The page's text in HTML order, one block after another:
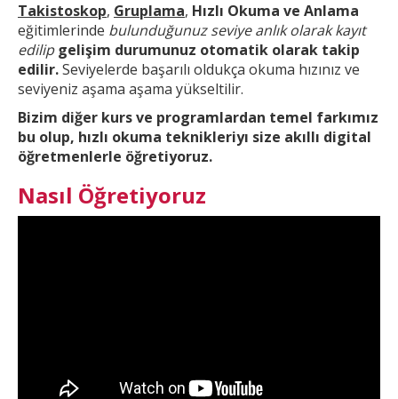
Takistoskop, Gruplama, Hızlı Okuma ve Anlama
eğitimlerinde bulunduğunuz seviye anlık olarak kayıt
edilip gelişim durumunuz otomatik olarak takip
edilir.Seviyelerde başarılı oldukça okuma hızınız ve
seviyeniz aşama aşama yükseltilir.
Bizim diğer kurs ve programlardan temel farkımız
bu olup, hızlı okuma teknikleriyı size akıllı digital
öğretmenlerle öğretiyoruz.
Nasıl Öğretiyoruz